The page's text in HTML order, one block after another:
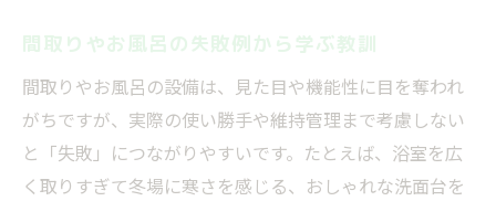
間取りやお風呂の失敗例から学ぶ教訓
間取りやお風呂の設備は、見た目や機能性に目を奪われ
がちですが、実際の使い勝手や維持管理まで考慮しない
と「失敗」につながりやすいです。たとえば、浴室を広
く取りすぎて冬場に寒さを感じる、おしゃれな洗面台を